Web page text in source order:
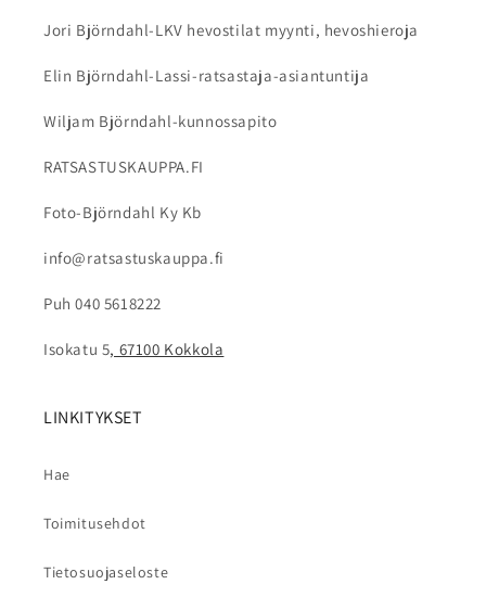
voivat vahingoittaa kypärän materiaaleja.
Jori Björndahl-LKV hevostilat myynti, hevoshieroja
Elin Björndahl-Lassi-ratsastaja-asiantuntija
Wiljam Björndahl-kunnossapito
RATSASTUSKAUPPA.FI
Foto-Björndahl Ky Kb
info@ratsastuskauppa.fi
Puh 040 5618222
Isokatu 5, 67100 Kokkola
LINKITYKSET
Hae
Toimitusehdot
Tietosuojaseloste